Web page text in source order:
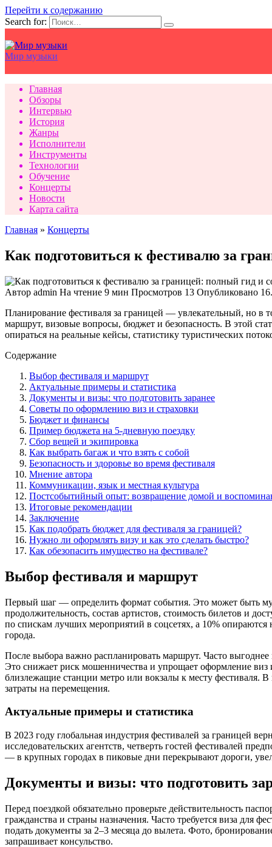
Перейти к содержанию
Search for:
Мир музыки
Главная
Обзоры
Интервью
История
Жанры
Исполнители
Инструменты
Технологии
Обучение
Концерты
Новости
Карта сайта
Главная » Концерты
Как подготовиться к фестивалю за
Автор admin На чтение 9 мин Просмотров 13 Опубликовано
Планирование фестиваля за границей — увлекательный, но в
маршрут, визовые вопросы, бюджет и безопасность. В этой
опираться на реальные кейсы, статистику туристических
Содержание
Выбор фестиваля и маршрут
Актуальные примеры и статистика
Документы и визы: что подготовить заранее
Советы по оформлению виз и страховки
Бюджет и финансы
Пример бюджета на 5-дневную поездку
Сбор вещей и экипировка
Как выбрать багаж и что взять с собой
Безопасность и здоровье во время фестиваля
Мнение автора
Коммуникации, язык и местная культура
Постсобытийный опыт: возвращение домой и
Итоговые рекомендации
Заключение
Как подобрать бюджет для фестиваля за границей?
Нужно ли оформлять визу и как это сделать быстро?
Как обезопасить имущество на фестивале?
Выбор фестиваля и маршрут
Первый шаг — определить формат события. Это может быть
продолжительность, состав артистов, стоимость билетов и
по спискам лучших мероприятий в соцсетях, а 10%
города.
После выбора важно распланировать маршрут. Часто выгоднее
Это снижает риск мошенничества и упрощает оформление виз
близлежащие станции метро или вокзалы к месту фестиваля.
затраты на перемещения.
Актуальные примеры и статистика
В 2023 году глобальная индустрия фестивалей за границей
исследовательских агентств, четверть гостей фестивалей
— в крупных городах в пиковые дни перекрывают дороги,
Документы и визы: что подготовить
Перед поездкой обязательно проверьте действительность
гражданства и страны назначения. Часто требуется виза для
подать документы за 2–3 месяца до вылета. Фото,
запрашивает консульство.